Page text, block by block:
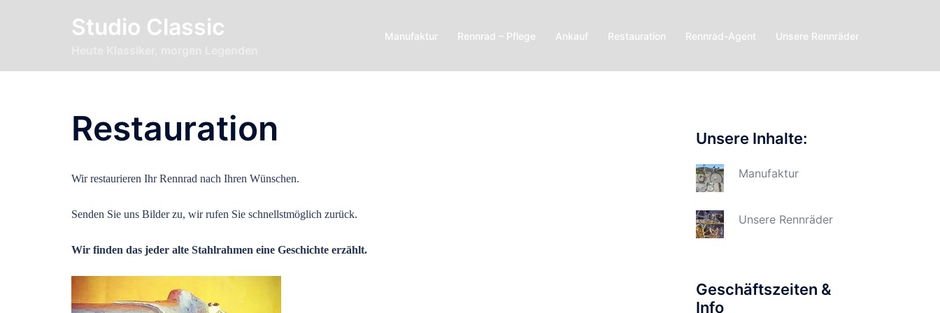
Studio Classic Manufaktur Rennrad – Pflege Ankauf Restauration Rennrad-Agent Unsere Rennräder
Restauration
Wir restaurieren Ihr Rennrad nach Ihren Wünschen.
Senden Sie uns Bilder zu, wir rufen Sie schnellstmöglich zurück.
Wir finden das jeder alte Stahlrahmen eine Geschichte erzählt.
Unsere Inhalte:
Manufaktur
Unsere Rennräder
Geschäftszeiten &
Info